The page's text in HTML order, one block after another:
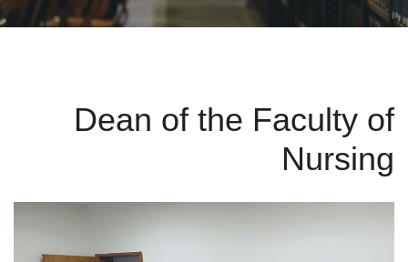
البحث العلمي
المراكز والوحداتDean of the Faculty of
Nursing